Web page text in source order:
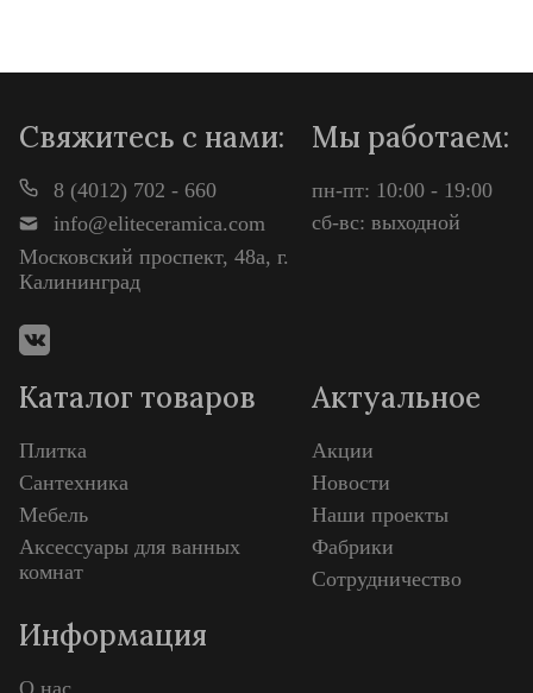
Просмотр
Свяжитесь с нами:
8 (4012) 702 - 660
info@eliteceramica.com
Московский проспект, 48а, г.
Калининград
Мы работаем:
пн-пт: 10:00 - 19:00
сб-вс: выходной
Каталог товаров
Плитка
Сантехника
Мебель
Аксессуары для ванных
комнат
Актуальное
Акции
Новости
Наши проекты
Фабрики
Сотрудничество
Информация